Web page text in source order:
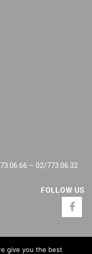
– 02/773.06.32
FOLLOW US
give you the best